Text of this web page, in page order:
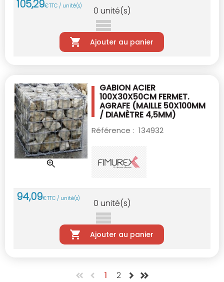
105,29€TTC / unité(s) 0 unité(s)
Ajouter au panier
GABION ACIER
100X30X50CM FERMET.
AGRAFE (MAILLE 50X100MM
/ DIAMÈTRE 4,5MM)
Référence : 134932
94,09€TTC / unité(s) 0 unité(s)
Ajouter au panier
1 2